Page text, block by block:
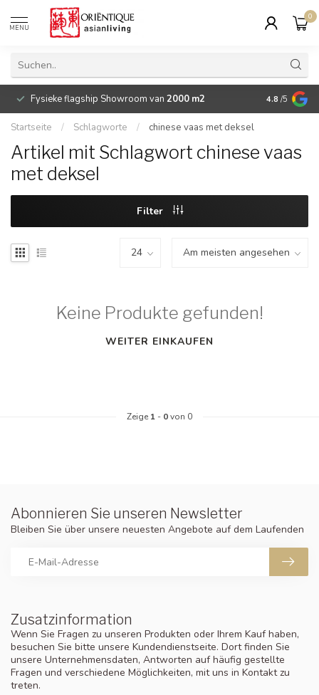
MENU
0
Fysieke flagship Showroom van 2000 m2 Betaalbare
4.8 /5
Startseite / Schlagworte / chinese vaas met deksel
Artikel mit Schlagwort chinese vaas
met deksel
Filter
Keine Produkte gefunden!
WEITER EINKAUFEN
Zeige 1 - 0von 0
Zusatzinformation
Wenn Sie Fragen zu unseren Produkten oder Ihrem Kauf haben,
besuchen Sie bitte unsere Kundendienstseite. Dort finden Sie
unsere Unternehmensdaten, Antworten auf häufig gestellte
Fragen und verschiedene Möglichkeiten, mit uns in Kontakt zu
treten.
Abonnieren Sie unseren Newsletter
Bleiben Sie über unsere neuesten Angebote auf dem Laufenden